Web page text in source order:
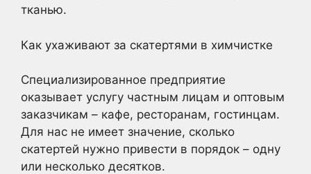
тканью.
Как ухаживают за скатертями в химчистке
Специализированное предприятие
оказывает услугу частным лицам и оптовым
заказчикам – кафе, ресторанам, гостинцам.
Для нас не имеет значение, сколько
скатертей нужно привести в порядок – одну
или несколько десятков.